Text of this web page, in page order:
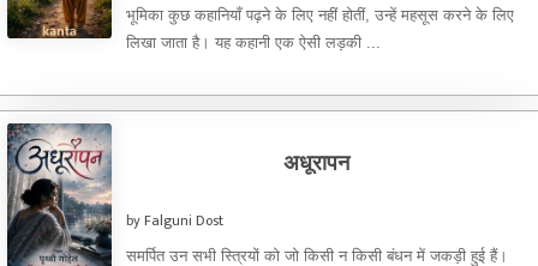
भूमिका कुछ कहानियाँ पढ़ने के लिए नहीं होतीं, उन्हें महसूस करने के लिए
लिखा जाता है। यह कहानी एक ऐसी लड़की ...
अधूरापन
by Falguni Dost
समर्पित उन सभी स्त्रियों को जो किसी न किसी बंधन में जकड़ी हुई हैं।